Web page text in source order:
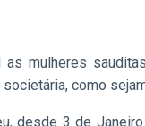
mulheres
como
desde 3 de